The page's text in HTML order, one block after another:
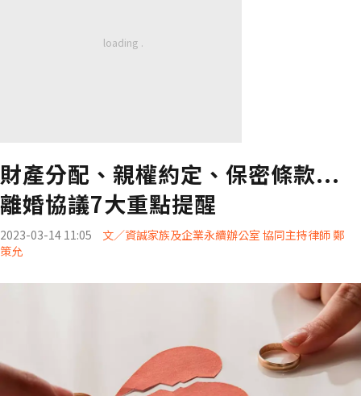
財產分配、親權約定、保密條款...
離婚協議7大重點提醒
2023-03-14 11:05
文／資誠家族及企業永續辦公室 協同主持律師 鄭
策允